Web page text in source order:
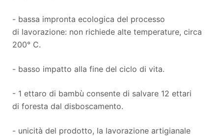
- bassa impronta ecologica del processo
di lavorazione: non richiede alte temperature, circa
200° C.
- basso impatto alla fine del ciclo di vita.
- 1 ettaro di bambù consente di salvare 12 ettari
di foresta dal disboscamento.
- unicità del prodotto, la lavorazione artigianale